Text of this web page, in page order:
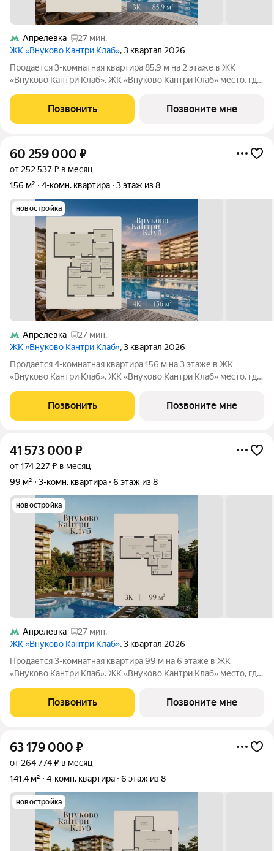
Апрелевка
27 мин.
ЖК «Внуково Кантри Клаб», 3 квартал 2026
Продается 3-комнатная квартира 85.9 м на 2 этаже в ЖК
«Внуково Кантри Клаб». ЖК «Внуково Кантри Клаб» место, где
современного мегаполиса. Пространство, созданное для тех,
кто ценит уединение,
Позвонить Позвоните мне
60 259 000 ₽
от 252 537 ₽ в месяц
156 м²
4-комн. квартира 3 этаж из 8
новостройка
Апрелевка
27 мин.
ЖК «Внуково Кантри Клаб», 3 квартал 2026
Продается 4-комнатная квартира 156 м на 3 этаже в ЖК
«Внуково Кантри Клаб». ЖК «Внуково Кантри Клаб» место, где
современного мегаполиса. Пространство, созданное для тех,
кто ценит уединение,
Позвонить Позвоните мне
41 573 000 ₽
от 174 227 ₽ в месяц
99 м²
3-комн. квартира 6 этаж из 8
новостройка
Апрелевка
27 мин.
ЖК «Внуково Кантри Клаб», 3 квартал 2026
Продается 3-комнатная квартира 99 м на 6 этаже в ЖК
«Внуково Кантри Клаб». ЖК «Внуково Кантри Клаб» место, где
современного мегаполиса. Пространство, созданное для тех,
кто ценит уединение,
Позвонить Позвоните мне
63 179 000 ₽
от 264 774 ₽ в месяц
141,4 м²
4-комн. квартира 6 этаж из 8
новостройка